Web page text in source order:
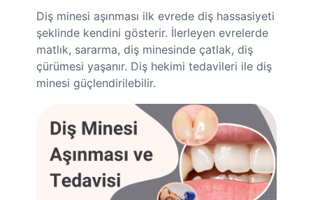
Diş minesi aşınması ilk evrede diş hassasiyeti
şeklinde kendini gösterir. İlerleyen evrelerde
matlık, sararma, diş minesinde çatlak, diş
çürümesi yaşanır. Diş hekimi tedavileri ile diş
minesi güçlendirilebilir.